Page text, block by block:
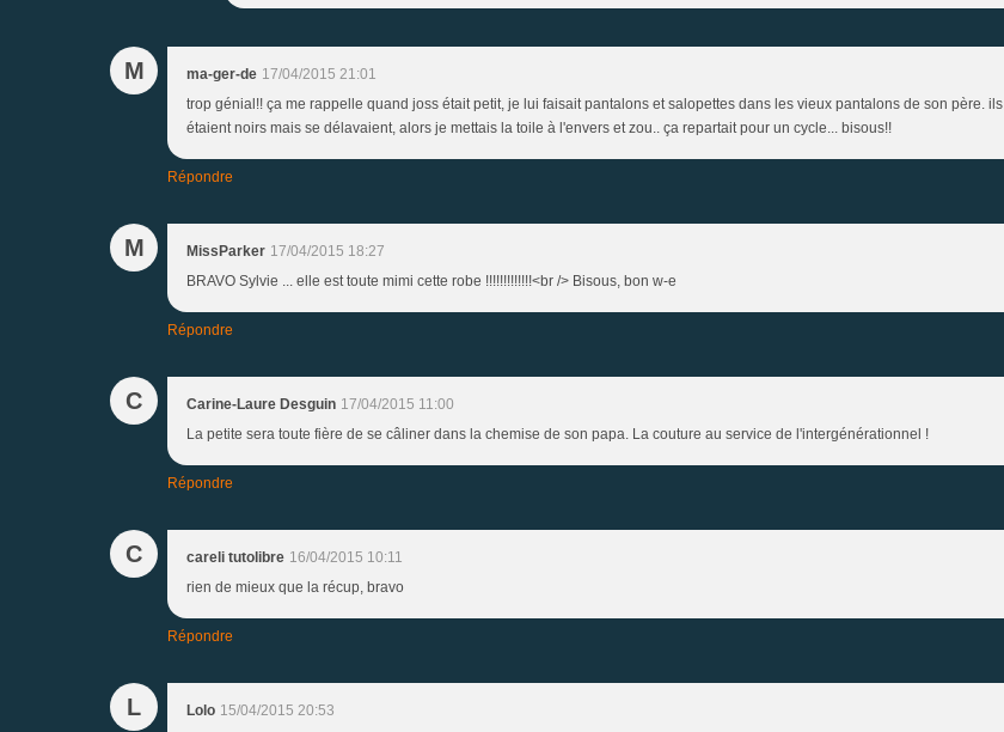
M ma-ger-de 17/04/2015 21:01
trop génial!! ça me rappelle quand joss était petit, je lui faisait pantalons et salopettes dans les vieux pantalons de son père. ils
étaient noirs mais se délavaient, alors je mettais la toile à l'envers et zou.. ça repartait pour un cycle... bisous!!
Répondre
M MissParker 17/04/2015 18:27
BRAVO Sylvie ... elle est toute mimi cette robe !!!!!!!!!!!!!<br /> Bisous, bon w-e
Répondre
C Carine-Laure Desguin 17/04/2015 11:00
La petite sera toute fière de se câliner dans la chemise de son papa. La couture au service de l'intergénérationnel !
Répondre
C careli tutolibre 16/04/2015 10:11
rien de mieux que la récup, bravo
Répondre
L Lolo 15/04/2015 20:53